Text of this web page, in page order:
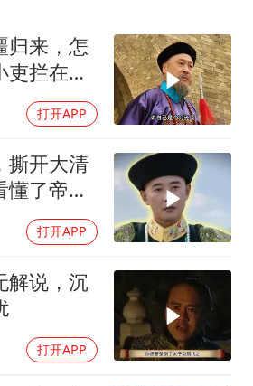
36岁男演员成景区NPC后人气爆棚
乐享全民健身 共筑健康中国
归来，怎
拦在城
打开APP
撕开大清
了帝王
打开APP
解说，沉
打开APP